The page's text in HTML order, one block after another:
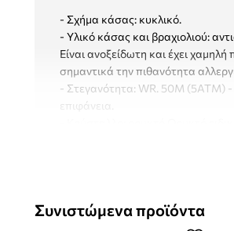
- Σχήμα κάσας: κυκλικό.
- Υλικό κάσας και βραχιολιού:
Είναι ανοξείδωτη και έχει χαμηλή
σημαντικά την πιθανότητα
- Στεγανότητα: WR. 50M (5ATM) -
επιφάνεια.
Συνιστώμενα προϊόντα